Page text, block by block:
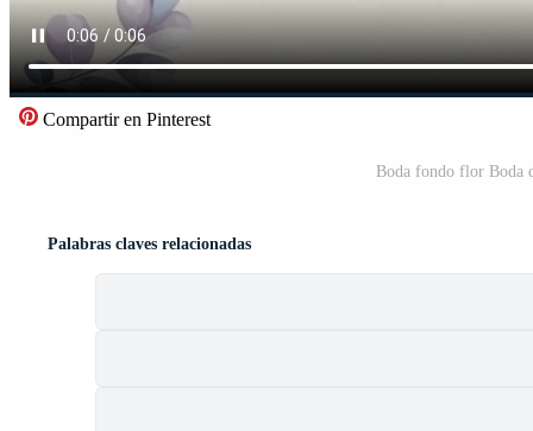
Compartir en Pinterest
Boda fondo flor Boda
Palabras claves relacionadas